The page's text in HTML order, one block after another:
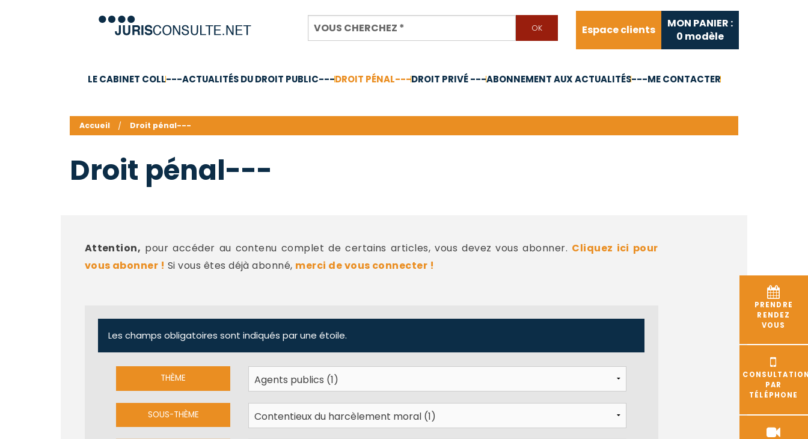
Espace clients
MON PANIER :
0 modèle
LE CABINET COLL---ACTUALITÉS DU DROIT PUBLIC---DROIT PÉNAL---DROIT PRIVÉ ---ABONNEMENT AUX ACTUALITÉS---ME CONTACTER
PRENDRE
RENDEZ
VOUS
PAR
TÉLÉPHONE
Accueil Droit pénal---
Droit pénal---
Attention, pour accéder au contenu complet de certains articles, vous devez vous abonner. Cliquez ici pour
vous abonner ! Si vous êtes déjà abonné, merci de vous connecter !
Les champs obligatoires sont indiqués par une étoile.
THÈME
SOUS-THÈME